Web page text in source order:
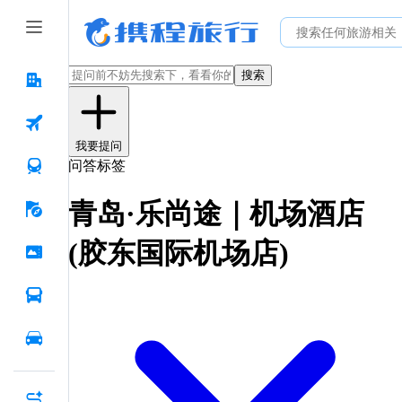
搜索
我要提问
问答标签
青岛·乐尚途｜机场酒店
(胶东国际机场店)